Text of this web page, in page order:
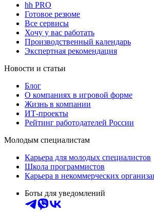
hh PRO
Готовое резюме
Все сервисы
Хочу у вас работать
Производственный календарь
Экспертная рекомендация
Новости и статьи
Блог
О компаниях в игровой форме
Жизнь в компании
ИТ-проекты
Рейтинг работодателей России
Молодым специалистам
Карьера для молодых специалистов
Школа программистов
Карьера в некоммерческих
Боты для уведомлений